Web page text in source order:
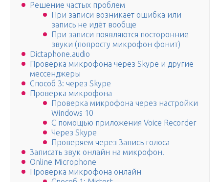
Решение частых проблем
При записи возникает ошибка или
запись не идёт вообще
При записи появляются посторонние
звуки (попросту микрофон фонит)
Dictaphone.audio
Проверка микрофона через Skype и другие
мессенджеры
Способ 3: через Skype
Проверка микрофона
Проверка микрофона через настройки
Windows 10
С помощью приложения Voice Recorder
Через Skype
Проверяем через Запись голоса
Записать звук онлайн на микрофон.
Online Microphone
Проверка микрофона онлайн